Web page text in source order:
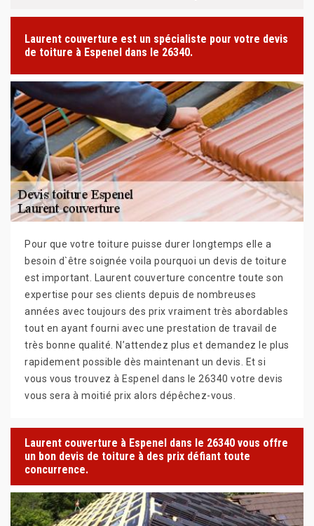
Laurent couverture est un spécialiste pour votre devis
de toiture à Espenel dans le 26340.
Pour que votre toiture puisse durer longtemps elle a
besoin d`être soignée voila pourquoi un devis de toiture
est important. Laurent couverture concentre toute son
expertise pour ses clients depuis de nombreuses
années avec toujours des prix vraiment très abordables
tout en ayant fourni avec une prestation de travail de
très bonne qualité. N’attendez plus et demandez le plus
rapidement possible dès maintenant un devis. Et si
vous vous trouvez à Espenel dans le 26340 votre devis
vous sera à moitié prix alors dépêchez-vous.
Laurent couverture à Espenel dans le 26340 vous offre
un bon devis de toiture à des prix défiant toute
concurrence.